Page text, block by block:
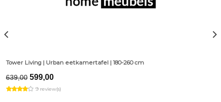
Tower Living | Urban eetkamertafel | 180-260 cm
639,00 Original
price
was:
599,00Current
is:
9 review(s)